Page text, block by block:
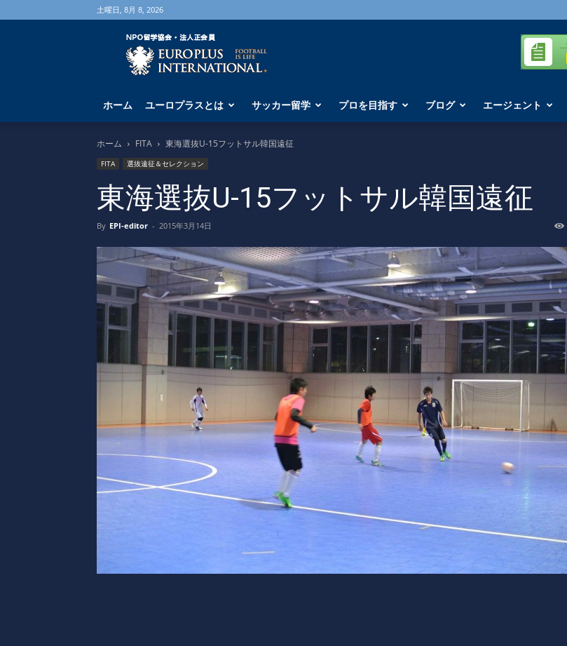
土曜日, 8月 8, 2026
海
外
サ
ー
学
な
ら
ユ
ー
プ
ラ
ス
へ
ホーム ユーロプラスとは サッカー留学 プロを目指す ブログ エージェント
ホーム FITA 東海選抜U-15フットサル韓国遠征
FITA 選抜遠征＆セレクション
東海選抜U-15フットサル韓国遠征
By EPI-editor - 2015年3月14日